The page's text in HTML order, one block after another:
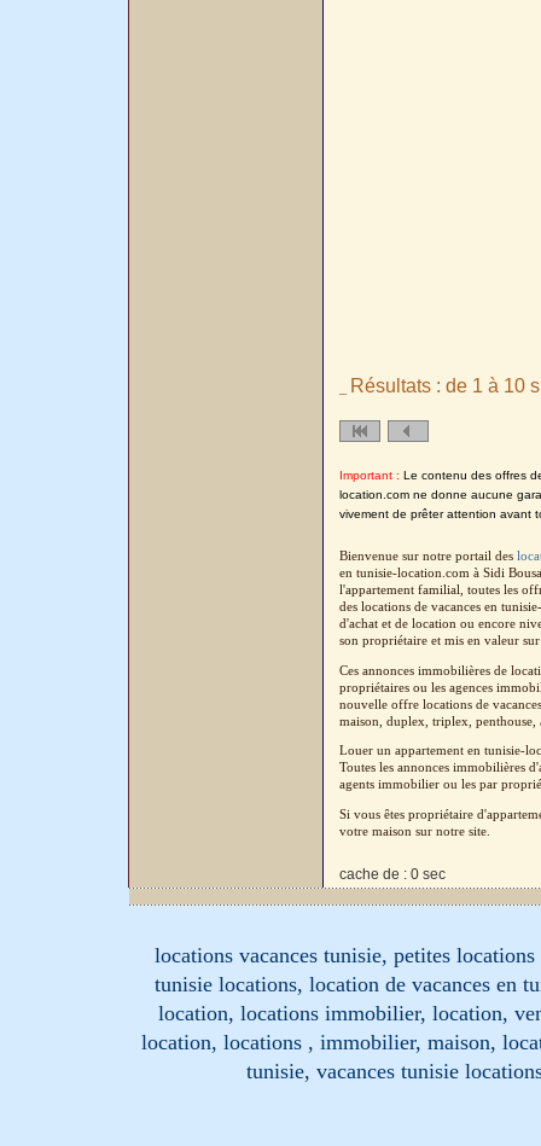
Résultats : de 1 à 10
Important : Le contenu des offres
location.com ne donne aucune
vivement de prêter attention avant
Bienvenue sur notre portail des
en tunisie-location.com à Sidi
l'appartement familial, toutes les
des locations de vacances en
d'achat et de location ou encore
son propriétaire et mis en valeur
Ces annonces immobilières de
propriétaires ou les agences
nouvelle offre locations de
maison, duplex, triplex, penthouse,
Louer un appartement en tunisie-
Toutes les annonces immobilières
agents immobilier ou les par
Si vous êtes propriétaire
votre maison sur notre site.
cache de : 0 sec
locations vacances tunisie, petites
tunisie locations, location de vacances en
location, locations immobilier, location,
location, locations , immobilier, maison,
tunisie, vacances tunisie